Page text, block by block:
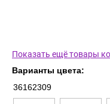
Показать ещё товары
Варианты цвета:
36162309